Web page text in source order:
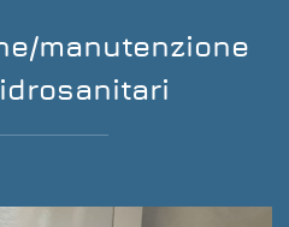
manutenzione